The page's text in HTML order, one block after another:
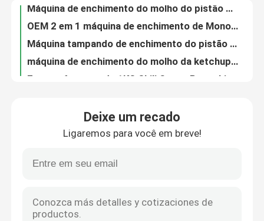
Excursão da fábrica
Controle da qualidade
máquina de etiquetas automática
máquina de enchimento do molho da ketchup da soja 500g para tampar da garrafa do ANIMAL DE ESTIMAÇÃO
Engarrafamento de 1KG Chili Sauce Paste Liquid Automatic e máquina tampando 2500bottles/Hr
Máquina tampando de enchimento Vape do óleo eletrônico do PBF HMI para a garrafa do conta-gotas de olho 30ml
OEM máquina de enchimento líquida semi automática de 1 litro para a embalagem dos inseticidas da garrafa de água
Deixe um recado
Ligaremos para você em breve!